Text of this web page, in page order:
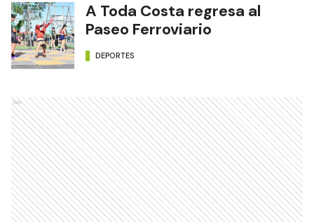
A Toda Costa regresa al
Paseo Ferroviario
DEPORTES
Ads